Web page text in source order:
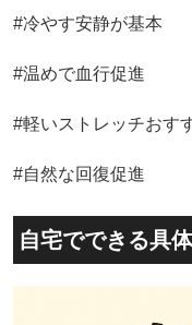
#冷やす安静が基本
#温めで血行促進
#軽いストレッチおす
#自然な回復促進
自宅でできる具